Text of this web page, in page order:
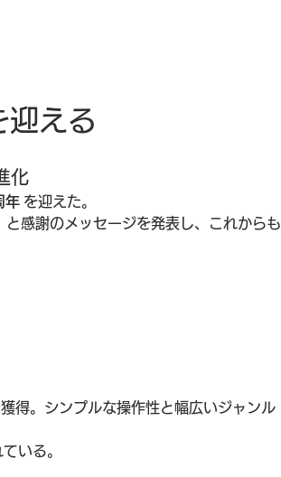
える
化
年 を迎えた。
感謝のメッセージを発表し、これからも
得。シンプルな操作性と幅広いジャンル
いる。